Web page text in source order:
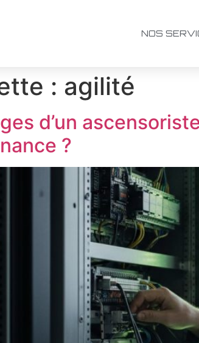
NOS
: agilité
d’un
?